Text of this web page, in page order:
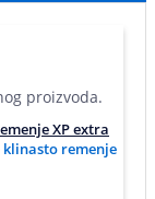
proizvoda.
XP extra
klinasto remenje